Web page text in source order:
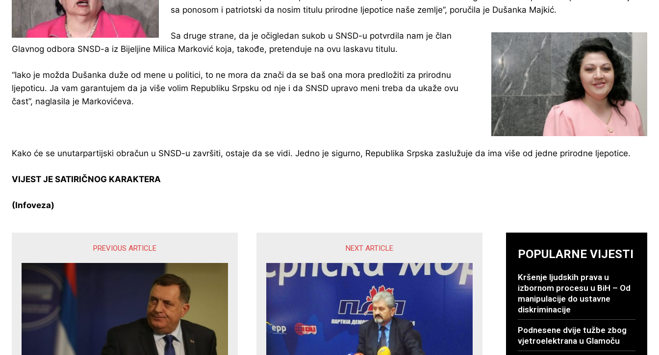
sa ponosom i patriotski da nosim titulu prirodne ljepotice naše zemlje”, poručila je Dušanka Majkić.
Sa druge strane, da je očigledan sukob u SNSD-u potvrdila nam je član
Glavnog odbora SNSD-a iz Bijeljine Milica Marković koja, takođe, pretenduje na ovu laskavu titulu.
“Iako je možda Dušanka duže od mene u politici, to ne mora da znači da se baš ona mora predložiti za prirodnu
ljepoticu. Ja vam garantujem da ja više volim Republiku Srpsku od nje i da SNSD upravo meni treba da ukaže ovu
čast”, naglasila je Markovićeva.
Kako će se unutarpartijski obračun u SNSD-u završiti, ostaje da se vidi. Jedno je sigurno, Republika Srpska zaslužuje da ima više od jedne prirodne ljepotice.
VIJEST JE SATIRIČNOG KARAKTERA
(Infoveza)
PREVIOUS ARTICLE NEXT ARTICLE POPULARNE VIJESTI
Kršenje ljudskih prava u
izbornom procesu u BiH – Od
manipulacije do ustavne
diskriminacije
Podnesene dvije tužbe zbog
vjetroelektrana u Glamoču